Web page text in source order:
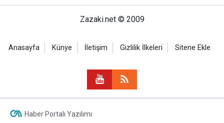
Zazaki.net © 2009
Anasayfa Künye İletişim Gizlilik İlkeleri Sitene Ekle
Haber Portalı Yazılımı